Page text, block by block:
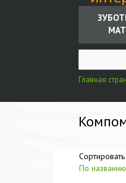
Главная
По названию